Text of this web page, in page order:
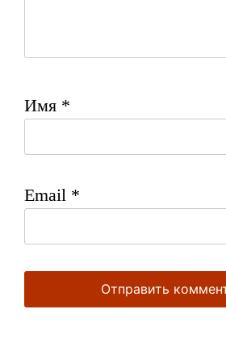
Имя *
Email *